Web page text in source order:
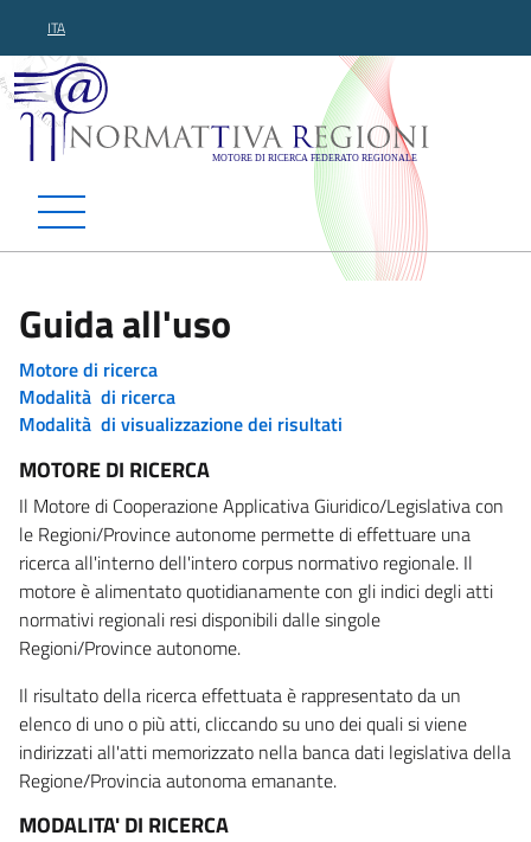
ITA
Normattiva Regioni -
Guida all'uso
Motore di ricerca
Modalità di ricerca
Modalità di visualizzazione dei risultati
MOTORE DI RICERCA
Il Motore di Cooperazione Applicativa Giuridico/Legislativa con
le Regioni/Province autonome permette di effettuare una
ricerca all'interno dell'intero corpus normativo regionale. Il
motore è alimentato quotidianamente con gli indici degli atti
normativi regionali resi disponibili dalle singole
Regioni/Province autonome.
Il risultato della ricerca effettuata è rappresentato da un
elenco di uno o più atti, cliccando su uno dei quali si viene
indirizzati all'atti memorizzato nella banca dati legislativa della
Regione/Provincia autonoma emanante.
MODALITA' DI RICERCA